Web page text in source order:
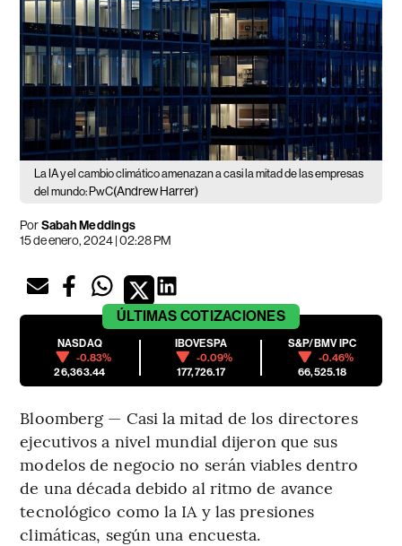
La IA y el cambio climático amenazan a casi la mitad de las empresas
del mundo: PwC(Andrew Harrer)
PorSabah Meddings
15 de enero, 2024 | 02:28 PM
ÚLTIMAS COTIZACIONES
NASDAQ
-0.83%
26,363.44
IBOVESPA
-0.09%
177,726.17
S&P/BMV IPC
-0.46%
66,525.18
Bloomberg — Casi la mitad de los directores
ejecutivos a nivel mundial dijeron que sus
modelos de negocio no serán viables dentro
de una década debido al ritmo de avance
tecnológico como la IA y las presiones
climáticas, según una encuesta.